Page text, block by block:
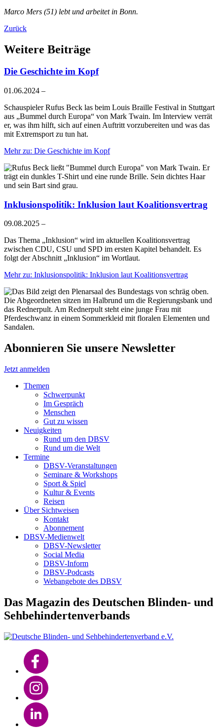
Marco Mers (51) lebt und arbeitet in Bonn.
Zurück
Weitere Beiträge
Die Geschichte im Kopf
01.06.2024 –
Schauspieler Rufus Beck las beim Louis Braille Festival in Stuttgart
aus „Bummel durch Europa“ von Mark Twain. Im Interview verrät
er, was ihm hilft, sich auf einen Auftritt vorzubereiten und was das
mit Extremsport zu tun hat.
Mehrzu: Die Geschichte im Kopf
Inklusionspolitik: Inklusion laut Koalitionsvertrag
09.08.2025 –
Das Thema „Inklusion“ wird im aktuellen Koalitionsvertrag
zwischen CDU, CSU und SPD im ersten Kapitel behandelt. Es
folgt der Abschnitt „Inklusion“ im Wortlaut.
Mehrzu: Inklusionspolitik: Inklusion laut Koalitionsvertrag
Abonnieren Sie unsere Newsletter
Jetzt anmelden
Themen
Schwerpunkt
Im Gespräch
Menschen
Gut zu wissen
Neuigkeiten
Rund um den DBSV
Rund um die Welt
Termine
DBSV-Veranstaltungen
Seminare & Workshops
Sport & Spiel
Kultur & Events
Reisen
Über Sichtweisen
Kontakt
Abonnement
DBSV-Medienwelt
DBSV-Newsletter
Social Media
DBSV-Inform
DBSV-Podcasts
Webangebote des DBSV
Das Magazin des Deutschen Blinden- und
Sehbehindertenverbands